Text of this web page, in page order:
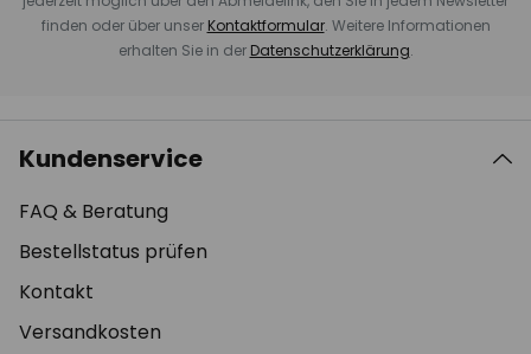
finden oder über unser Kontaktformular. Weitere Informationen
erhalten Sie in der Datenschutzerklärung.
Kundenservice
FAQ & Beratung
Bestellstatus prüfen
Kontakt
Versandkosten